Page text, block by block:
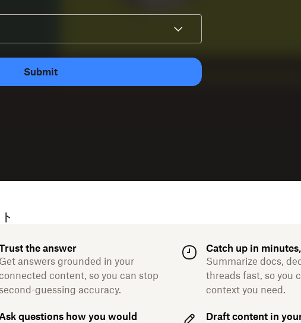
Submit
the answer
Get answers grounded in your
content, so you can stop
guessing accuracy.
Catch up in
Summarize docs,
threads fast, so you
context you need.
questions how you would
Draft content in